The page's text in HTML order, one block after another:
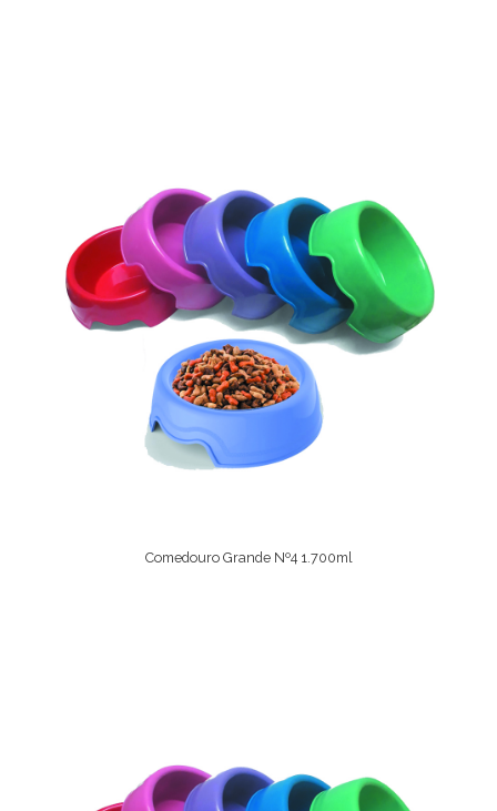
Comedouro Grande Nº4 1.700ml
Ver Opções